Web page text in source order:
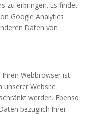
zu erbringen. Es findet
Google Analytics
Daten von
Ihren Webbrowser ist
unserer Website
werden. Ebenso
bezüglich Ihrer